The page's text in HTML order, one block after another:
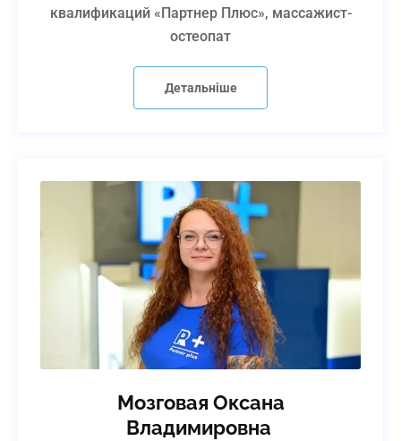
квалификаций «Партнер Плюс», массажист-
остеопат
Детальніше
Мозговая Оксана
Владимировна